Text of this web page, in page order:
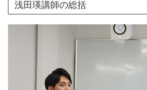
浅田瑛講師の総括